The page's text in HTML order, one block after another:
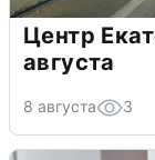
Центр
августа
8 августа 3